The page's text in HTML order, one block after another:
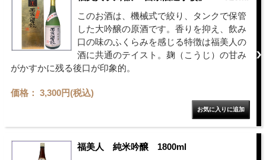
このお酒は、機械式で絞り、タンクで保管
した大吟醸の原酒です。香りを抑え、飲み
口の味のふくらみを感じる特徴は福美人の
酒に共通のテイスト。麹（こうじ）の甘み
がかすかに残る後口が印象的。
価格： 3,300円(税込)
福美人 純米吟醸 1800ml